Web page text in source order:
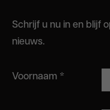
Schrijf u nu in en blijf
nieuws.
Voornaam *